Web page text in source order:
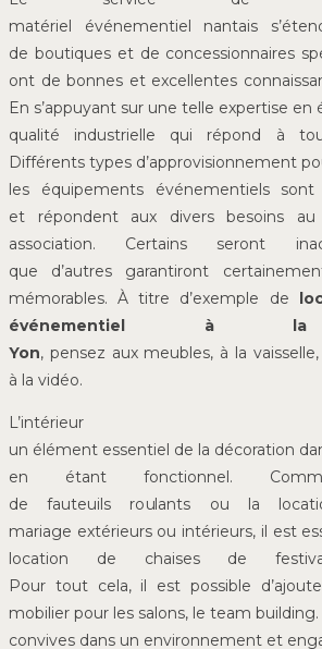
matériel événementiel nantais
de boutiques et de concessionnaires
ont de bonnes et excellentes
En s’appuyant sur une telle expertise
qualité industrielle qui répond à
Différents types d’approvisionnement
les équipements événementiels
et répondent aux divers besoins
association. Certains seront
que d’autres garantiront
mémorables. À titre d’exemple de
événementiel à la
Yon, pensez aux meubles, à la vaisselle,
à la vidéo.
un élément essentiel de la décoration
en étant fonctionnel.
de fauteuils roulants ou la
mariage extérieurs ou intérieurs, il est
location de chaises de
Pour tout cela, il est possible
mobilier pour les salons, le team building.
convives dans un environnement et